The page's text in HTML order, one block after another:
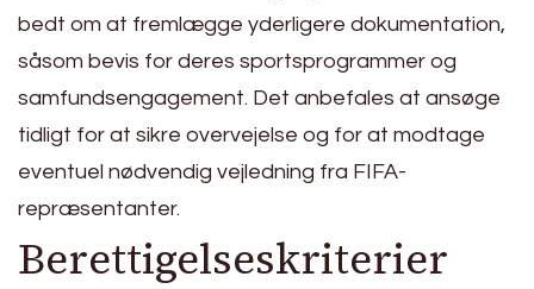
bedt om at fremlægge yderligere dokumentation,
såsom bevis for deres sportsprogrammer og
samfundsengagement. Det anbefales at ansøge
tidligt for at sikre overvejelse og for at modtage
eventuel nødvendig vejledning fra FIFA-
repræsentanter.
Berettigelseskriterier